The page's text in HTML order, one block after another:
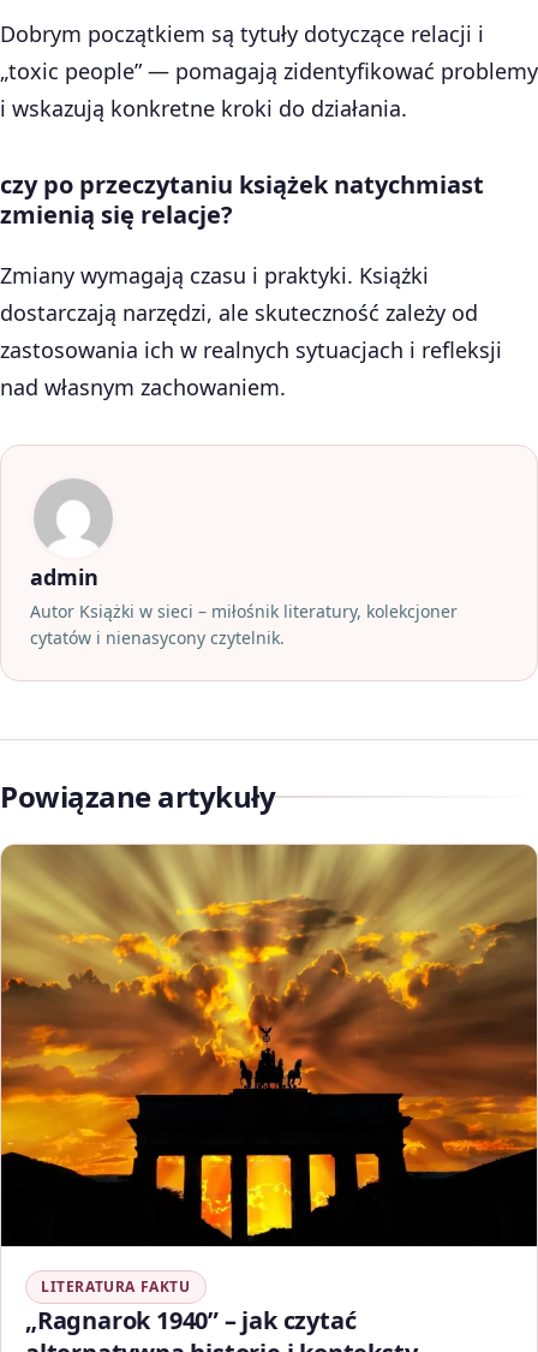
Dobrym początkiem są tytuły dotyczące relacji i
„toxic people” — pomagają zidentyfikować problemy
i wskazują konkretne kroki do działania.
czy po przeczytaniu książek natychmiast
zmienią się relacje?
Zmiany wymagają czasu i praktyki. Książki
dostarczają narzędzi, ale skuteczność zależy od
zastosowania ich w realnych sytuacjach i refleksji
nad własnym zachowaniem.
admin
Autor Książki w sieci – miłośnik literatury, kolekcjoner
cytatów i nienasycony czytelnik.
Powiązane artykuły
LITERATURA FAKTU
„Ragnarok 1940” – jak czytać